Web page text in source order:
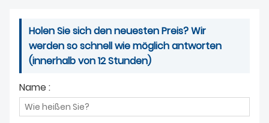
Holen Sie sich den neuesten Preis? Wir
werden so schnell wie möglich antworten
(innerhalb von 12 Stunden)
Name :